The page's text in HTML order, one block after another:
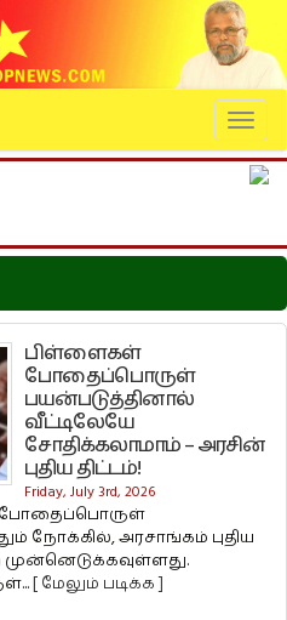
பிள்ளைகள்
போதைப்பொருள்
பயன்படுத்தினால்
வீட்டிலேயே
சோதிக்கலாமாம் – அரசின்
புதிய திட்டம்!
Friday, July 3rd, 2026
போதைப்பொருள்
நோக்கில், அரசாங்கம் புதிய
[ மேலும் படிக்க ]